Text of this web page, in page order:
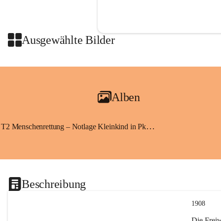
Ausgewählte Bilder
Alben
T2 Menschenrettung – Notlage Kleinkind in Pkw eingeschlossen
Beschreibung
1908